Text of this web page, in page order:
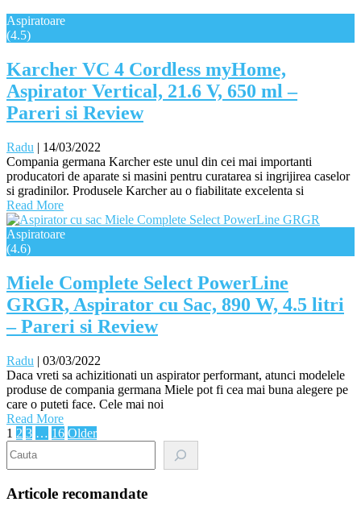
Aspiratoare
(4.5)
Karcher VC 4 Cordless myHome,
Aspirator Vertical, 21.6 V, 650 ml –
Pareri si Review
Radu | 14/03/2022
Compania germana Karcher este unul din cei mai importanti
producatori de aparate si masini pentru curatarea si ingrijirea caselor
si gradinilor. Produsele Karcher au o fiabilitate excelenta si
Read More
Aspiratoare
(4.6)
Miele Complete Select PowerLine
GRGR, Aspirator cu Sac, 890 W, 4.5 litri
– Pareri si Review
Radu | 03/03/2022
Daca vreti sa achizitionati un aspirator performant, atunci modelele
produse de compania germana Miele pot fi cea mai buna alegere pe
care o puteti face. Cele mai noi
Read More
Posts
pagination
1 2 3 … 16 Older
Articole recomandate